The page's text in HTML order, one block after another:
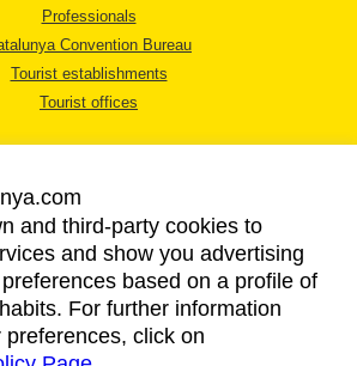
Professionals
Convention Bureau
Tourist establishments
Tourist offices
LEGAL NOTICE
PRIVACY POLICY
COOKIES POLICY
ACCESSIBILITY
and third-party cookies to
and show you advertising
based on a profile of
For further information
click on